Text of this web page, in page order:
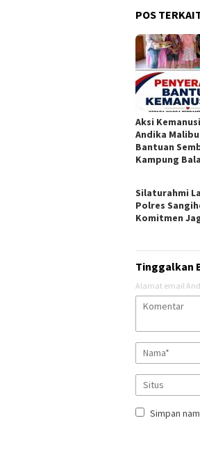
POS
‎Aksi
Andika
Bantuan
Kampung
Silaturahmi
Polres
Komitmen
Tinggalkan
Alamat email
Simpan